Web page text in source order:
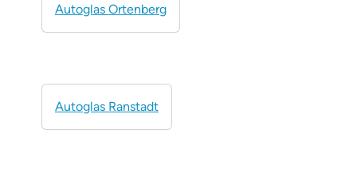
Autoglas Ortenberg
Autoglas Ranstadt